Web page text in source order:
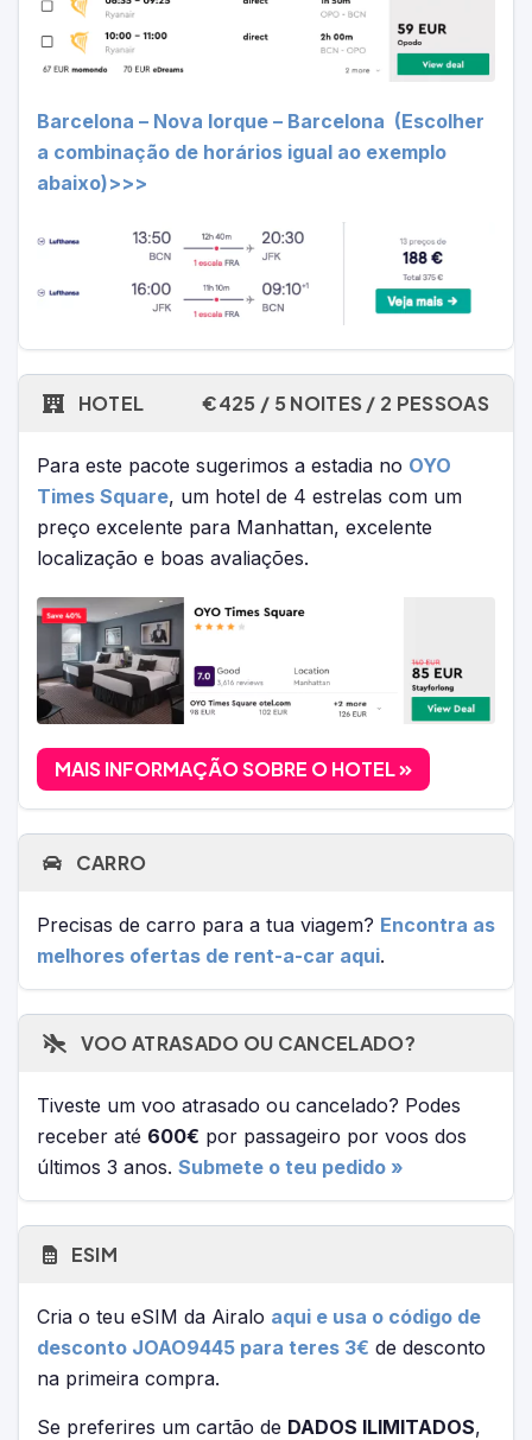
Barcelona – Nova Iorque – Barcelona (Escolher
a combinação de horários igual ao exemplo
abaixo)>>>
HOTEL €425 / 5 NOITES / 2 PESSOAS
Para este pacote sugerimos a estadia no OYO
Times Square, um hotel de 4 estrelas com um
preço excelente para Manhattan, excelente
localização e boas avaliações.
MAIS INFORMAÇÃO SOBRE O HOTEL
CARRO
Precisas de carro para a tua viagem? Encontra as
melhores ofertas de rent-a-car aqui.
VOO ATRASADO OU CANCELADO?
Tiveste um voo atrasado ou cancelado? Podes
receber até 600€ por passageiro por voos dos
últimos 3 anos. Submete o teu pedido »
ESIM
Cria o teu eSIM da Airalo aqui e usa o código de
desconto JOAO9445 para teres 3€ de desconto
na primeira compra.
Se preferires um cartão de DADOS ILIMITADOS,